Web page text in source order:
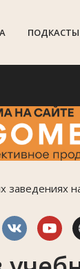
ПОДКАСТЫ
заведениях